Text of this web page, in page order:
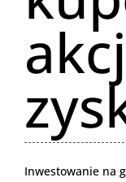
Inwestowanie na